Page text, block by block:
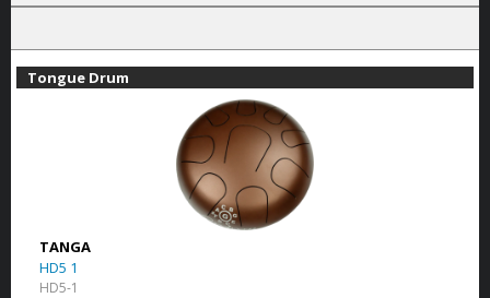
Tongue Drum
TANGA
HD5 1
HD5-1